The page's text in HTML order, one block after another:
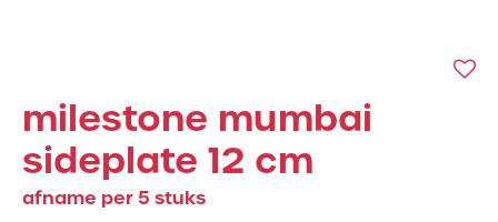
milestone mumbai
sideplate 12 cm
afname per 5 stuks